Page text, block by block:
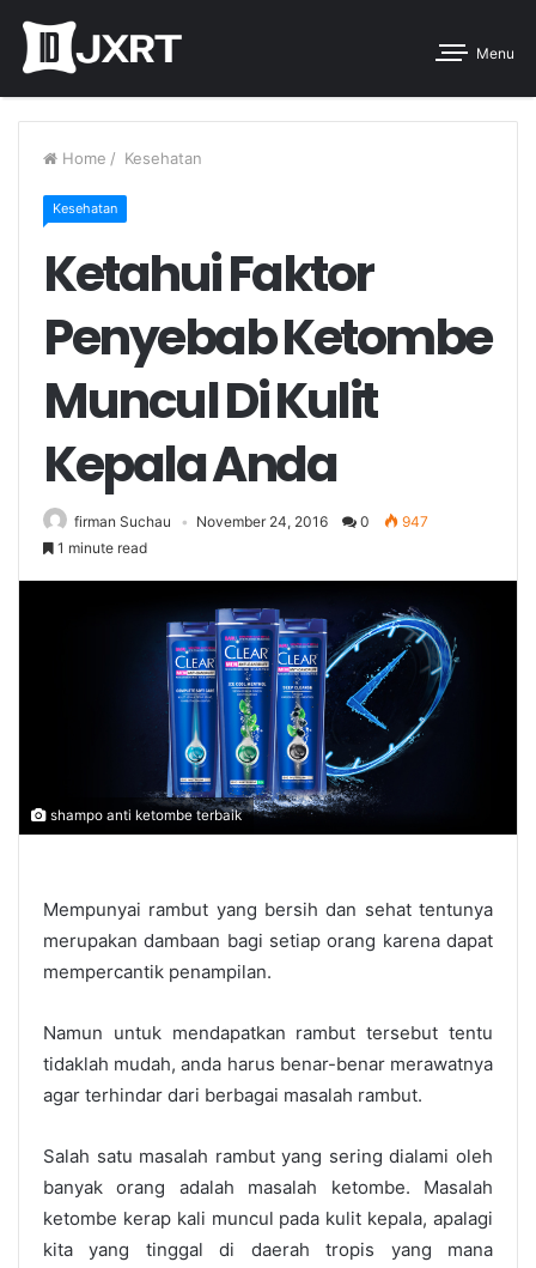
Menu
Home / Kesehatan
Kesehatan
Ketahui Faktor
Penyebab Ketombe
Muncul Di Kulit
Kepala Anda
firman Suchau November 24, 2016 0
947
1 minute read
shampo anti ketombe terbaik
Mempunyai rambut yang bersih dan sehat tentunya
merupakan dambaan bagi setiap orang karena dapat
mempercantik penampilan.
Namun untuk mendapatkan rambut tersebut tentu
tidaklah mudah, anda harus benar-benar merawatnya
agar terhindar dari berbagai masalah rambut.
Salah satu masalah rambut yang sering dialami oleh
banyak orang adalah masalah ketombe. Masalah
ketombe kerap kali muncul pada kulit kepala, apalagi
kita yang tinggal di daerah tropis yang mana